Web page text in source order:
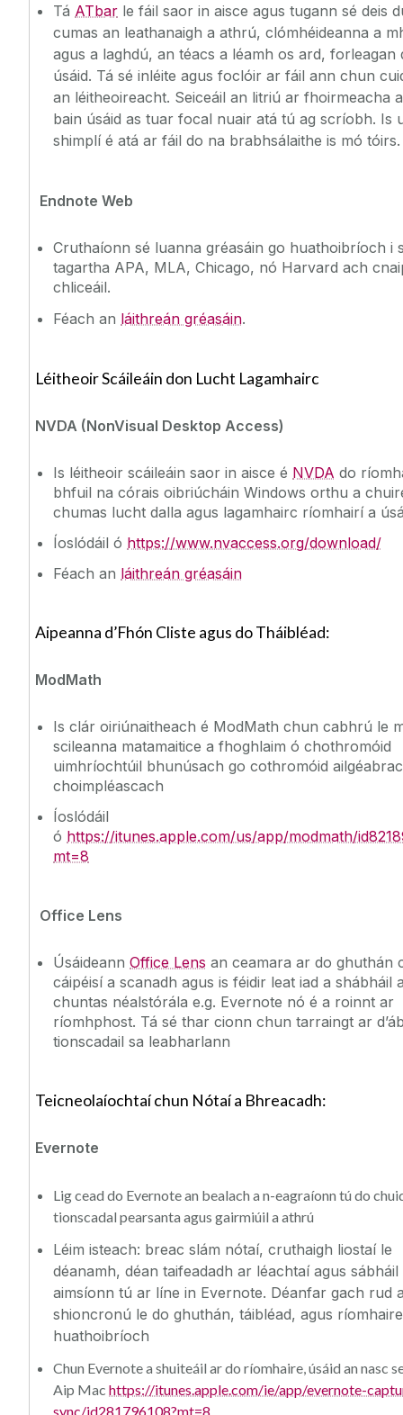
Tá ATbar le fáil saor in aisce agus tugann sé deis
cumas an leathanaigh a athrú, clómhéideanna a
agus a laghdú, an téacs a léamh os ard, forleagan
úsáid. Tá sé inléite agus foclóir ar fáil ann chun
an léitheoireacht. Seiceáil an litriú ar fhoirmeacha
bain úsáid as tuar focal nuair atá tú ag scríobh. Is
shimplí é atá ar fáil do na brabhsálaithe is mó tóirs.
Endnote Web
Cruthaíonn sé luanna gréasáin go huathoibríoch i
tagartha APA, MLA, Chicago, nó Harvard ach
chliceáil.
Féach an láithreán gréasáin.
Léitheoir Scáileáin don Lucht Lagamhairc
NVDA (NonVisual Desktop Access)
Is léitheoir scáileáin saor in aisce é NVDA do
bhfuil na córais oibriúcháin Windows orthu a
chumas lucht dalla agus lagamhairc ríomhairí a
Íoslódáil ó https://www.nvaccess.org/download/
Féach an láithreán gréasáin
Aipeanna d’Fhón Cliste agus do Tháibléad:
ModMath
Is clár oiriúnaitheach é ModMath chun cabhrú le
scileanna matamaitice a fhoghlaim ó chothromóid
uimhríochtúil bhunúsach go cothromóid
choimpléascach
Íoslódáil
ó https://itunes.apple.com/us/app/modmath/
mt=8
Office Lens
ÚsáideannOffice Lens an ceamara ar do ghuthán
cáipéisí a scanadh agus is féidir leat iad a shábháil
chuntas néalstórála e.g. Evernote nó é a roinnt ar
ríomhphost. Tá sé thar cionn chun tarraingt ar
tionscadail sa leabharlann
Teicneolaíochtaí chun Nótaí a Bhreacadh:
Evernote
Lig cead do Evernote an bealach a n-eagraíonn tú do
tionscadal pearsanta agus gairmiúil a athrú
Léim isteach: breac slám nótaí, cruthaigh liostaí le
déanamh, déan taifeadadh ar léachtaí agus
aimsíonn tú ar líne in Evernote. Déanfar gach rud
shioncronú le do ghuthán, táibléad, agus
huathoibríoch
Chun Evernote a shuiteáil ar do ríomhaire, úsáid an nasc
Aip Machttps://itunes.apple.com/ie/app/evernote-
sync/id281796108?mt=8